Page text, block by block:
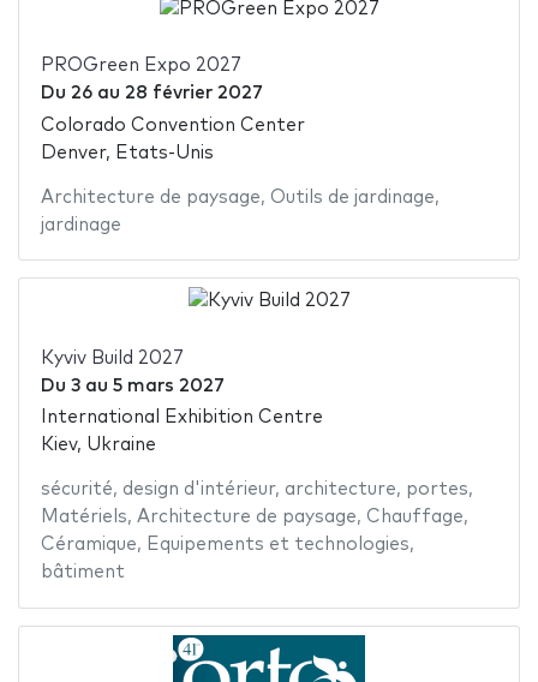
PROGreen Expo 2027
Du 26au 28 février 2027
Colorado Convention Center
Denver, Etats-Unis
Architecture de paysage, Outils de jardinage,
jardinage
Kyviv Build 2027
Du 3au 5 mars 2027
International Exhibition Centre
Kiev, Ukraine
sécurité, design d'intérieur, architecture, portes,
Matériels, Architecture de paysage, Chauffage,
Céramique, Equipements et technologies,
bâtiment